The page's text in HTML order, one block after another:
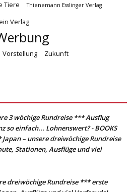
Tiere Thienemann Esslinger Verlag
Verlag
Vorstellung Zukunft
3 wöchige Rundreise *** Ausflug
so einfach... Lohnenswert? - BOOKS
Japan – unsere dreiwöchige Rundreise
Stationen, Ausflüge und viel
dreiwöchige Rundreise *** erste